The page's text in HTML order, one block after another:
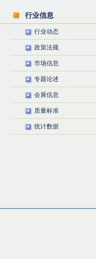
行业信息
行业动态
政策法规
市场信息
专题论述
会展信息
质量标准
统计数据